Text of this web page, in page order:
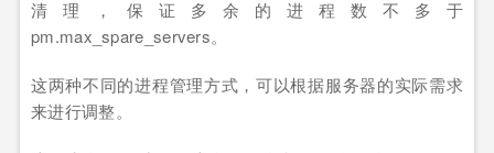
清理，保证多余的进程数不多于
pm.max_spare_servers。
这两种不同的进程管理方式，可以根据服务器的实际需求
来进行调整。